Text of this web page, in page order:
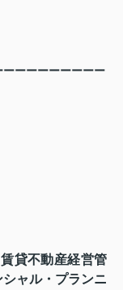
ーーーーーーーー
貸不動産経営管
ャル・プランニ